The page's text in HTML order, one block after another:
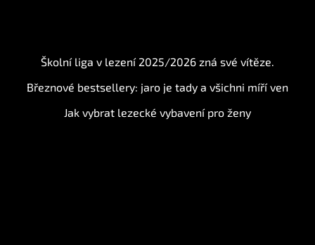
Školní liga v lezení 2025/2026 zná své vítěze.
Březnové bestsellery: jaro je tady a všichni míří ven
Jak vybrat lezecké vybavení pro ženy